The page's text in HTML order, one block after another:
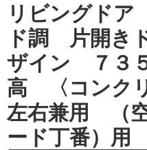
リビングド
ド調 片開
ザイン ７３
高 〈コンク
左右兼用 （
ード丁番）用